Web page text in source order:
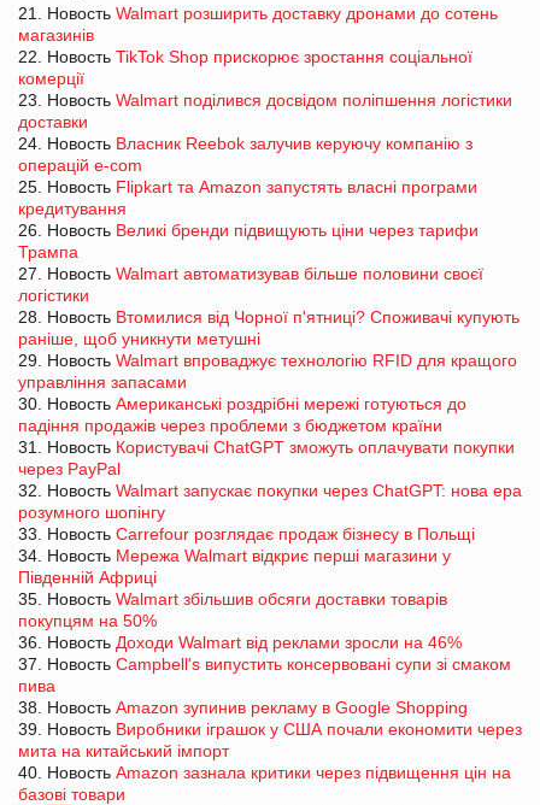
21. Новость Walmart розширить доставку дронами до сотень
магазинів
22. Новость TikTok Shop прискорює зростання соціальної
комерції
23. Новость Walmart поділився досвідом поліпшення логістики
доставки
24. Новость Власник Reebok залучив керуючу компанію з
операцій e-com
25. Новость Flipkart та Amazon запустять власні програми
кредитування
26. Новость Великі бренди підвищують ціни через тарифи
Трампа
27. Новость Walmart автоматизував більше половини своєї
логістики
28. Новость Втомилися від Чорної п'ятниці? Споживачі купують
раніше, щоб уникнути метушні
29. Новость Walmart впроваджує технологію RFID для кращого
управління запасами
30. Новость Американські роздрібні мережі готуються до
падіння продажів через проблеми з бюджетом країни
31. Новость Користувачі ChatGPT зможуть оплачувати покупки
через PayPal
32. Новость Walmart запускає покупки через ChatGPT: нова ера
розумного шопінгу
33. Новость Carrefour розглядає продаж бізнесу в Польщі
34. Новость Мережа Walmart відкриє перші магазини у
Південній Африці
35. Новость Walmart збільшив обсяги доставки товарів
покупцям на 50%
36. Новость Доходи Walmart від реклами зросли на 46%
37. Новость Campbell's випустить консервовані супи зі смаком
пива
38. Новость Amazon зупинив рекламу в Google Shopping
39. Новость Виробники іграшок у США почали економити через
мита на китайський імпорт
40. Новость Amazon зазнала критики через підвищення цін на
базові товари